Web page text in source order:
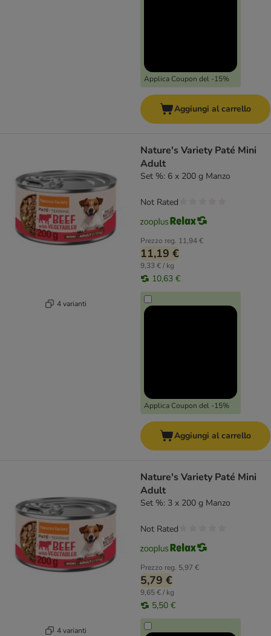
Applica Coupon del -15%
Aggiungi al carrello
4 varianti
Nature's Variety Paté Mini
Adult
Set %: 6 x 200 g Manzo
Prezzo reg. 11,94 €
11,19 €
9,33 € / kg
10,63 €
Applica Coupon del -15%
Not Rated
Aggiungi al carrello
4 varianti
Nature's Variety Paté Mini
Adult
Set %: 3 x 200 g Manzo
Prezzo reg. 5,97 €
5,79 €
9,65 € / kg
5,50 €
Not Rated